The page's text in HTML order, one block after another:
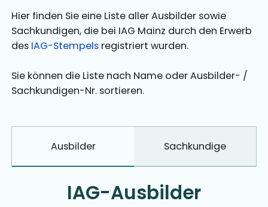
Hier finden Sie eine Liste aller Ausbilder sowie
Sachkundigen, die bei IAG Mainz durch den Erwerb
des IAG-Stempels registriert wurden.
Sie können die Liste nach Name oder Ausbilder- /
Sachkundigen-Nr. sortieren.
Ausbilder Sachkundige
IAG-Ausbilder